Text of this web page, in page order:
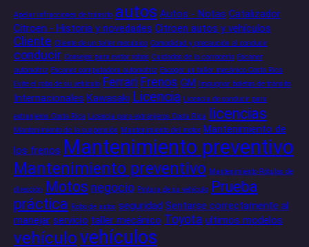
Apelar infracciones de tránsito autos Autos - Notas Catalizador
Citroen - Historia y novedades Citroen autos y vehículos
Cliente Cliente de un taller mecánico Comodidad y precaución al conducir
conducir Consejos para evitar robos Cuidados de la carrocería Escaner
automotriz Escaner computadora automotriz Escoger un taller mecánico Costa Rica
Evite el robo de su vehículo Ferrari Frenos GM Impugnar boletas de tránsito
Internacionales Kawasaki Licencia Licencia de conducir para
extranjeros Costa Rica Licencia para extranjeros Costa Rica licencias
Mantenimiento de la suspensión Mantenimiento del motor Mantenimiento de
los frenos Mantenimiento preventivo
Mantenimiento preventivo Mantenimiento Rótulas de
dirección Motos negocio Pintura de su vehículo Prueba
práctica Robo de autos seguridad Sentarse correctamente al
manejar servicio taller mecánico Toyota ultimos modelos
vehículovehículos